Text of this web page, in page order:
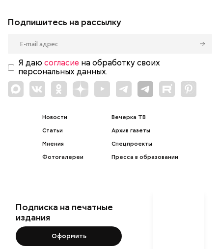
Подпишитесь на рассылку
Я даю согласие на обработку своих
персональных данных.
Новости
Статьи
Мнения
Фотогалереи
Вечерка ТВ
Архив газеты
Спецпроекты
Пресса в образовании
Подписка на печатные
издания
Оформить